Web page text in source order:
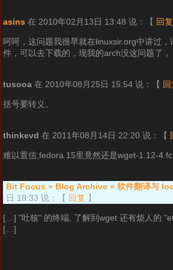
asins 在 2010年02月13日 13:48 说： 【 回复
呵呵，这问题我很早就在linuxsir.org中讲过，
件，可以去下载的，现我的arch没这问题了，
tusooa 在 2010年08月25日 15:54 说： 【 回
括号要转义。
thinkevd 在 2011年08月14日 22:20 说： 【
难以置信,fedora 15里竟然还是wget-1.12-
Bit Focus » Blog Archive » 软件翻译与
日 18:33 说：
【 回复 】
[…] "吐核" 的终端, 了解到wget 还有烦人的
[…]